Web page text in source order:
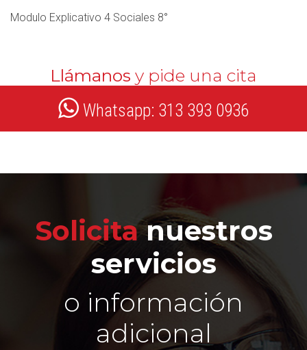
Modulo Explicativo 4 Sociales 8°
Llámanos y pide una cita
Whatsapp: 313 393 0936
Solicitanuestros
servicios
o información
adicional